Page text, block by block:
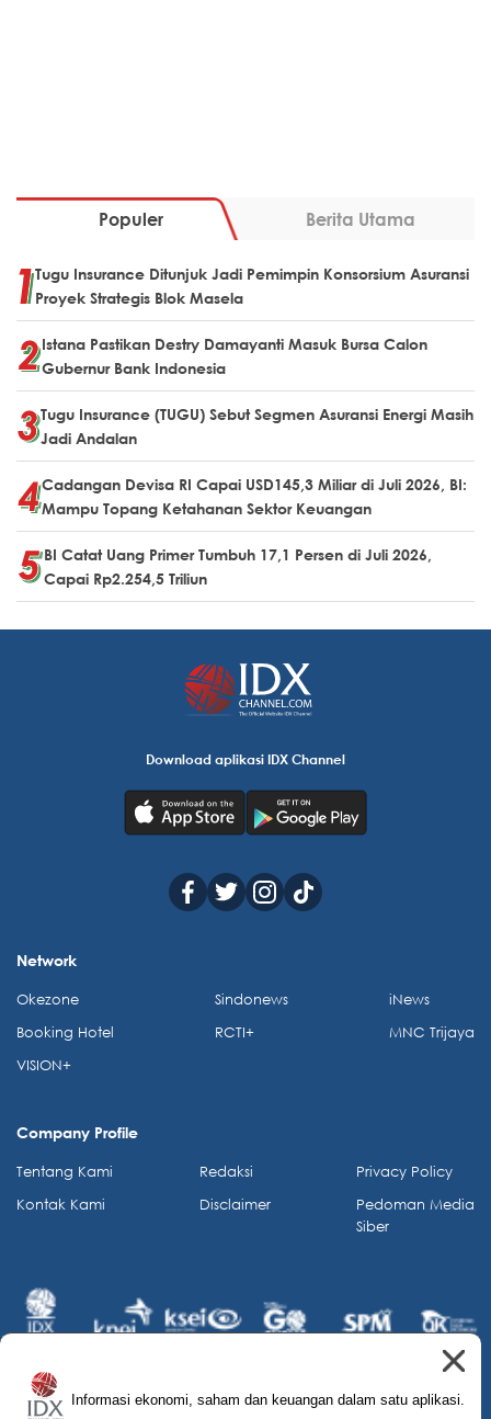
Populer Berita Utama
Tugu Insurance Ditunjuk Jadi Pemimpin Konsorsium Asuransi
Proyek Strategis Blok Masela
Istana Pastikan Destry Damayanti Masuk Bursa Calon
Gubernur Bank Indonesia
Tugu Insurance (TUGU) Sebut Segmen Asuransi Energi Masih
Jadi Andalan
Cadangan Devisa RI Capai USD145,3 Miliar di Juli 2026, BI:
Mampu Topang Ketahanan Sektor Keuangan
BI Catat Uang Primer Tumbuh 17,1 Persen di Juli 2026,
Capai Rp2.254,5 Triliun
Informasi ekonomi, saham dan keuangan dalam satu aplikasi.
Download aplikasi IDX Channel
Network
Okezone
Booking Hotel
VISION+
Sindonews
RCTI+
iNews
MNC Trijaya
Company Profile
Tentang Kami
Kontak Kami
Redaksi
Disclaimer
Privacy Policy
Pedoman Media
Siber
© 2026 IDX Channel. All Rights Reserved.